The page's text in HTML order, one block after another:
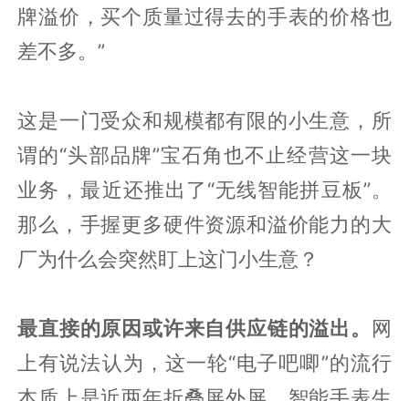
牌溢价，买个质量过得去的手表的价格也
差不多。”
这是一门受众和规模都有限的小生意，所
谓的“头部品牌”宝石角也不止经营这一块
业务，最近还推出了“无线智能拼豆板”。
那么，手握更多硬件资源和溢价能力的大
厂为什么会突然盯上这门小生意？
最直接的原因或许来自供应链的溢出。 网
上有说法认为，这一轮“电子吧唧”的流行